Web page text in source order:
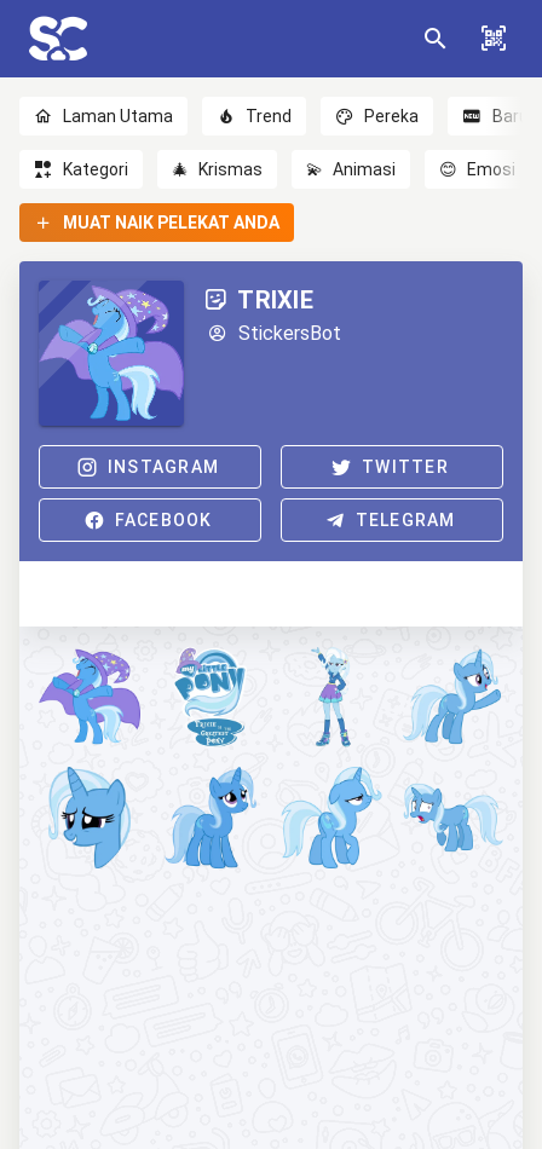
Laman Utama Trend Pereka Baru
Kategori 🎄 Krismas 💫 Animasi 😊 Emosi
MUAT NAIK PELEKAT ANDA
TRIXIE
StickersBot
INSTAGRAM TWITTER
FACEBOOK TELEGRAM